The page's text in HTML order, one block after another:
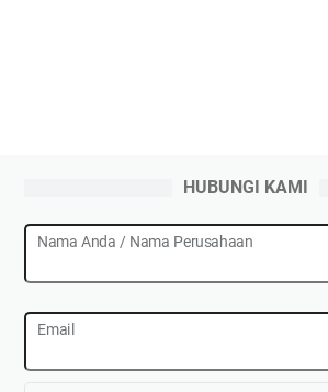
HUBUNGI KAMI
Nama Anda / Nama Perusahaan
Email